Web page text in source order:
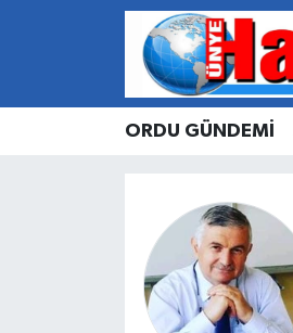
ORDU GÜNDEMİ
Hava Durumu
Trafik Durumu
Tüm Manşetler
Son Dakika Haberleri